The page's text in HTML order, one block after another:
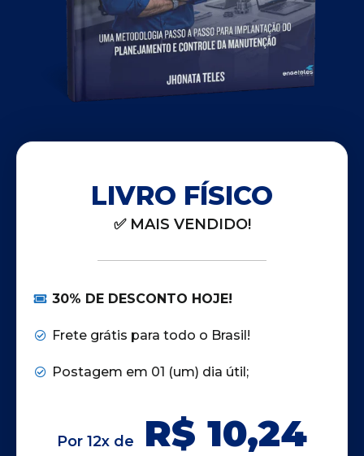
LIVRO FÍSICO
✅ MAIS VENDIDO!
30% DE DESCONTO HOJE!
Frete grátis para todo o Brasil!
Postagem em 01 (um) dia útil;
Por 12x de R$ 10,24